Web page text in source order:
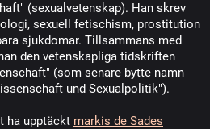
(sexualvetenskap). Han skrev
sexuell fetischism, prostitution
sjukdomar. Tillsammans med
den vetenskapliga tidskriften
(som senare bytte namn
und Sexualpolitik").
ha upptäckt markis de Sades